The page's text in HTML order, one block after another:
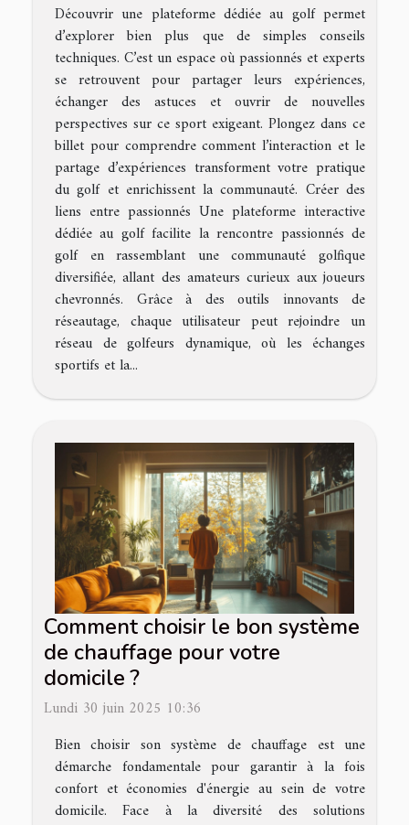
Découvrir une plateforme dédiée au golf permet
d’explorer bien plus que de simples conseils
techniques. C’est un espace où passionnés et experts
se retrouvent pour partager leurs expériences,
échanger des astuces et ouvrir de nouvelles
perspectives sur ce sport exigeant. Plongez dans ce
billet pour comprendre comment l’interaction et le
partage d’expériences transforment votre pratique
du golf et enrichissent la communauté. Créer des
liens entre passionnés Une plateforme interactive
dédiée au golf facilite la rencontre passionnés de
golf en rassemblant une communauté golfique
diversifiée, allant des amateurs curieux aux joueurs
chevronnés. Grâce à des outils innovants de
réseautage, chaque utilisateur peut rejoindre un
réseau de golfeurs dynamique, où les échanges
sportifs et la...
Comment choisir le bon système
de chauffage pour votre
domicile ?
Lundi 30 juin 2025 10:36
Bien choisir son système de chauffage est une
démarche fondamentale pour garantir à la fois
confort et économies d'énergie au sein de votre
domicile. Face à la diversité des solutions